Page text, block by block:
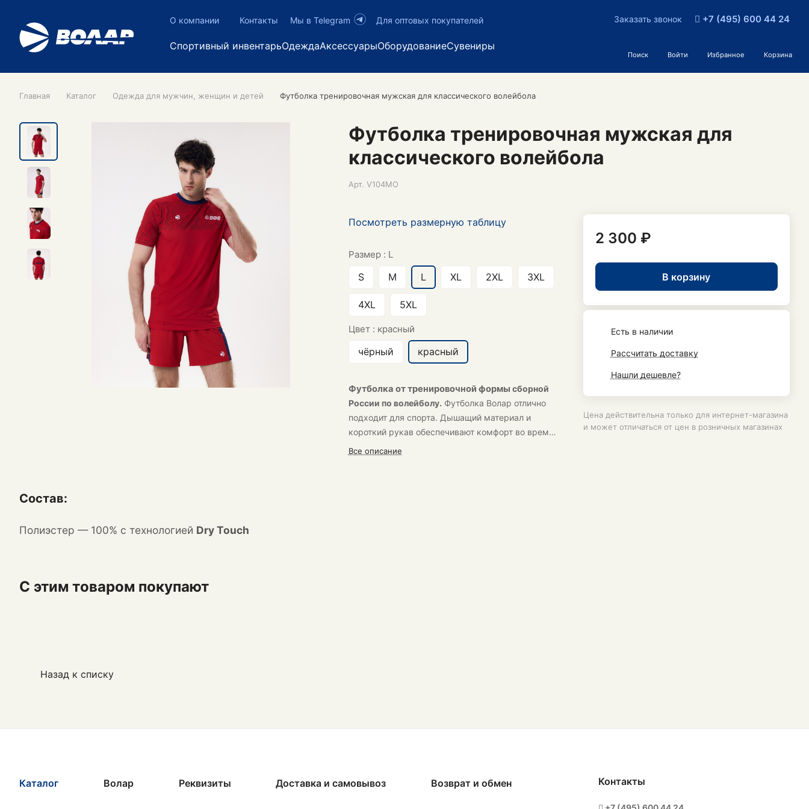
О компании Контакты Мы в Telegram Для оптовых покупателей
Спортивный инвентарьОдеждаАксессуарыОборудованиеСувениры
Заказать звонок +7 (495) 600 44 24
Поиск Войти Избранное Корзина
Главная Каталог Одежда для мужчин, женщин и детей Футболка тренировочная мужская для классического волейбола
Футболка тренировочная мужская для
классического волейбола
Арт. V104MO
Посмотреть размерную таблицу
Размер : L
S M L XL 2XL 3XL
4XL 5XL
Цвет : красный
чёрный красный
Футболка от тренировочной формы сборной
России по волейболу. Футболка Волар отлично
подходит для спорта. Дышащий материал и
короткий рукав обеспечивают комфорт во время
тренировок.
Все описание
2 300 ₽
В корзину
Есть в наличии
Рассчитать доставку
Нашли дешевле?
Цена действительна только для интернет-магазина
и может отличаться от цен в розничных магазинах
Состав:
Полиэстер — 100% с технологией Dry Touch
С этим товаром покупают
Назад к списку
Каталог Волар Реквизиты Доставка и самовывоз Возврат и обмен Контакты